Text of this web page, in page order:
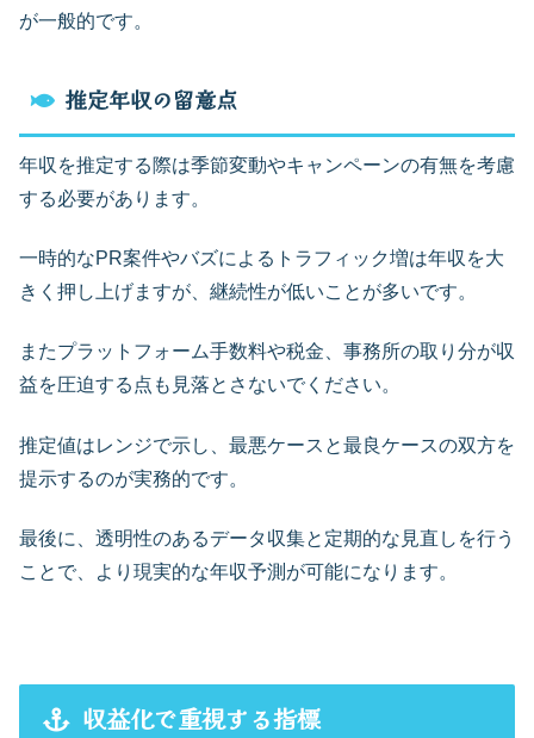
が一般的です。
推定年収の留意点
年収を推定する際は季節変動やキャンペーンの有無を考慮
する必要があります。
一時的なPR案件やバズによるトラフィック増は年収を大
きく押し上げますが、継続性が低いことが多いです。
またプラットフォーム手数料や税金、事務所の取り分が収
益を圧迫する点も見落とさないでください。
推定値はレンジで示し、最悪ケースと最良ケースの双方を
提示するのが実務的です。
最後に、透明性のあるデータ収集と定期的な見直しを行う
ことで、より現実的な年収予測が可能になります。
収益化で重視する指標